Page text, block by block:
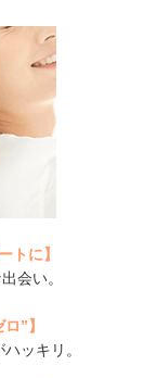
トに】
会い。
”】
ッキリ。